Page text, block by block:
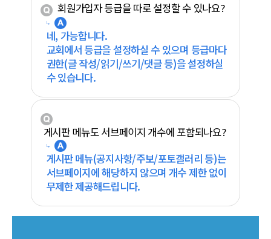
회원가입자 등급을 따로 설정할 수 있나요?
네, 가능합니다.
교회에서 등급을 설정하실 수 있으며 등급마다
권한(글 작성/읽기/쓰기/댓글 등)을 설정하실
수 있습니다.
게시판 메뉴도 서브페이지 개수에 포함되나요?
게시판 메뉴(공지사항/주보/포토갤러리 등)는
서브페이지에 해당하지 않으며 개수 제한 없이
무제한 제공해드립니다.